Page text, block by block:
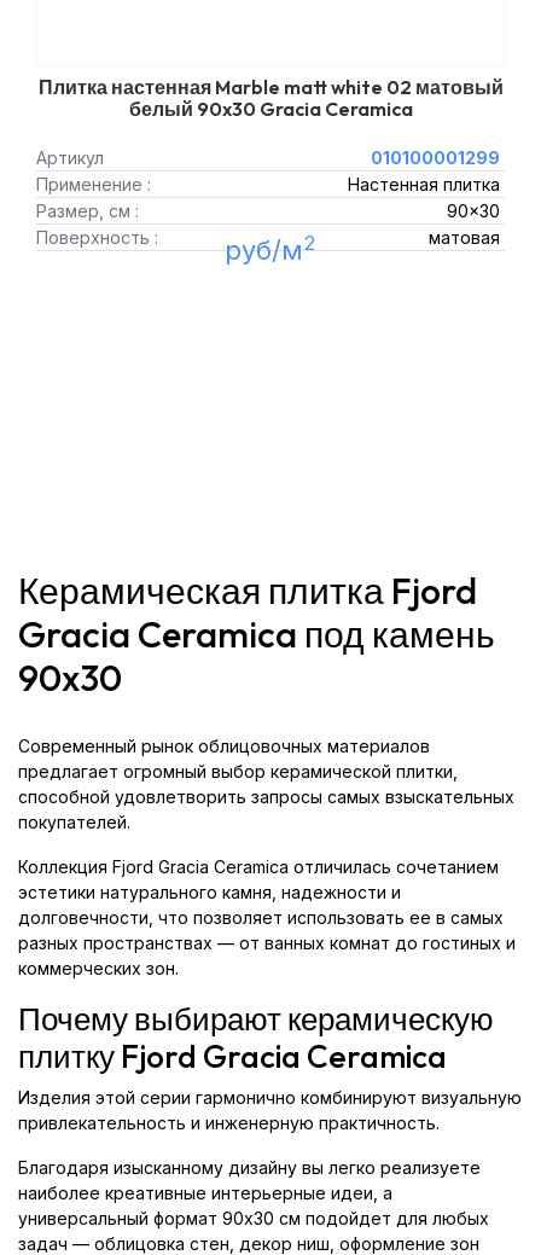
Плитка настенная Marble matt white 02 матовый
белый 90x30 Gracia Ceramica
Артикул
010100001299
Применение :
Настенная плитка
Размер, см :
90x30
Поверхность :
матовая
руб/м2
Керамическая плитка Fjord
Gracia Ceramica под камень
90x30
Современный рынок облицовочных материалов
предлагает огромный выбор керамической плитки,
способной удовлетворить запросы самых взыскательных
покупателей.
Коллекция Fjord Gracia Ceramica отличилась сочетанием
эстетики натурального камня, надежности и
долговечности, что позволяет использовать ее в самых
разных пространствах — от ванных комнат до гостиных и
коммерческих зон.
Почему выбирают керамическую
плитку Fjord Gracia Ceramica
Изделия этой серии гармонично комбинируют визуальную
привлекательность и инженерную практичность.
Благодаря изысканному дизайну вы легко реализуете
наиболее креативные интерьерные идеи, а
универсальный формат 90x30 см подойдет для любых
задач — облицовка стен, декор ниш, оформление зон